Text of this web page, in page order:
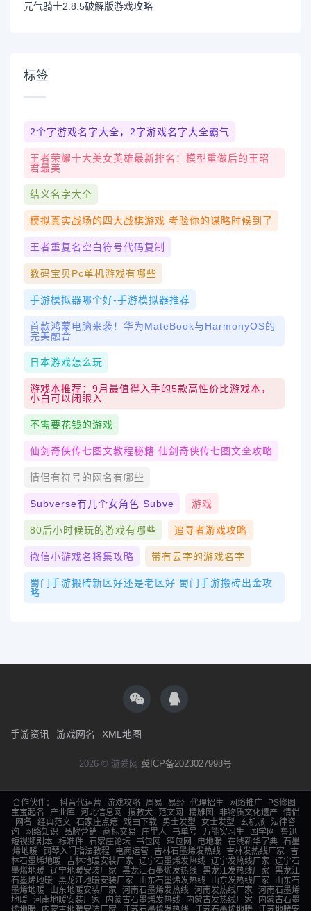
元气骑士2.8.5破解版游戏攻略
标签
2个字游戏名字大全，2字游戏名字大全霸气
王者荣耀十大美女英雄最新排名：模型重做后的王昭
君最美
结义名字大全
模拟真实战场的四大战棋游戏 考验你的谋略时候到了
王者重复名空白符号代码复制
数码宝贝pc单机游戏有哪些
手游模拟器哪个好-手游模拟器推荐
首款鸿蒙电脑来袭！华为MateBook与HarmonyOS的
完美融合
日本游戏怎么玩
游戏本推荐：9月最值得入手的5款高性价比游戏本，
小白可以闭眼入
不需要花钱的游戏
仙剑奇侠传七图文教程秘籍 仙剑奇侠传七图文全攻略
情侣有符号的网名有哪些
Subverse有几个女角色 Subve 游戏
80后小时候玩的游戏有哪些 追寻者游戏攻略
微信小游戏名将集攻略 带有云字的游戏名字
蜀门手游搬砖新区好还是老区好 蜀门手游搬砖出金攻
略
手游资讯 游戏网名 XML地图
2026 © 游爱网 冀ICP备2023027998号
合作伙伴： 抖音代运营 游戏攻略 周易 易经 代理招生 网络推广
PS修图
宝宝起名
产业库 河北信息网 搜救犬 范文网 精雕图 非物质文化遗产
情侣
网名
经典范文 石家庄点痣 戏曲下载 男士发型 女士发型 玄机派
法律咨
询
网络知识 品牌营销 商标交易 庄里人 书单号 万能实习生 国学网
鲁迅
短视频剧本 标准件 石家庄论坛 书包网 箱包网 电地暖 在线新华字典 石墨
烯地暖 钢琴入门指法教程 电商运营 吉林石墨烯发热线 吉林发热线厂家
吉
林石墨烯地暖
吉林地暖安装厂家 辽宁石墨烯发热线 辽宁发热线厂家
辽宁石
墨烯地暖 辽宁地暖安装厂家 黑龙江石墨烯发热线 黑龙江发热线厂家
黑龙江
石墨烯地暖 黑龙江地暖安装厂家 山东石墨烯发热线 山东发热线厂家
山东石
墨烯地暖
山东地暖安装厂家 河南石墨烯发热线 河南发热线厂家
河南石墨烯
地暖 河南地暖安装厂家 内蒙古石墨烯发热线 内蒙古发热线厂家
内蒙古石墨